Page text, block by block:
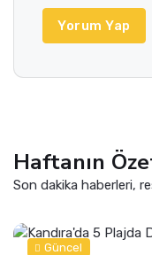
Yorum Yap
Haftanın
Son dakika haberleri,
Güncel